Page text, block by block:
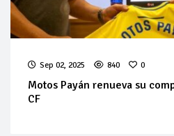
Sep 02, 2025 840 0
Motos Payán renueva su
CF